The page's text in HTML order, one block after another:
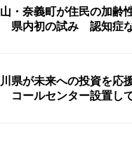
山・奈義町が住民の加齢
県内初の試み 認知症
県が未来への投資を応
コールセンター設置し